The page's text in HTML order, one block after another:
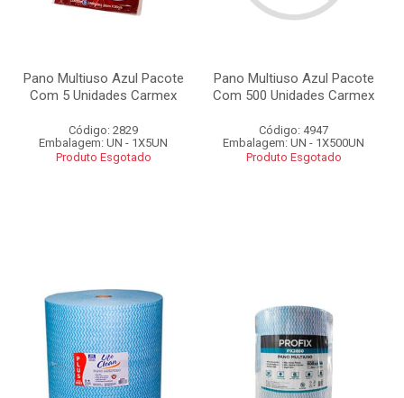
Pano Multiuso Azul Pacote
Com 5 Unidades Carmex
Código: 2829
Embalagem: UN - 1X5UN
Produto Esgotado
Pano Multiuso Azul Pacote
Com 500 Unidades Carmex
Código: 4947
Embalagem: UN - 1X500UN
Produto Esgotado